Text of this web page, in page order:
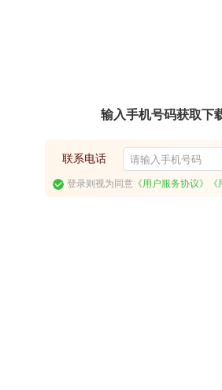
输入手机号码获取下
联系电话
登录则视为同意《用户服务协议》